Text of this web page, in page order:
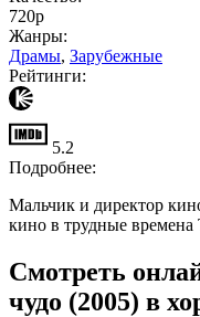
720p
Жанры:
Драмы, Зарубежные
Рейтинги:
5.2
Подробнее:
Мальчик и директор
кино в трудные времена
Смотреть
чудо (2005) в